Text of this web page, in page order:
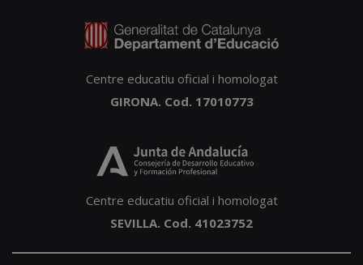
Centre educatiu oficial i homologat
GIRONA. Cod. 17010773
Centre educatiu oficial i homologat
SEVILLA. Cod. 41023752